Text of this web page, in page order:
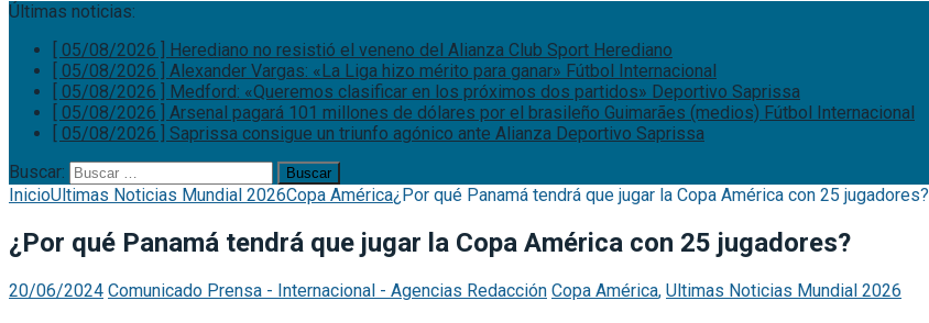
Últimas noticias:
[ 05/08/2026 ] Herediano no resistió el veneno del Alianza Club Sport Herediano
[ 05/08/2026 ] Alexander Vargas: «La Liga hizo mérito para ganar» Fútbol Internacional
[ 05/08/2026 ] Medford: «Queremos clasificar en los próximos dos partidos» Deportivo Saprissa
[ 05/08/2026 ] Arsenal pagará 101 millones de dólares por el brasileño Guimarães (medios) Fútbol Internacional
[ 05/08/2026 ] Saprissa consigue un triunfo agónico ante Alianza Deportivo Saprissa
Buscar:
InicioUltimas Noticias Mundial 2026Copa América¿Por qué Panamá tendrá que jugar la Copa América con 25 jugadores?
¿Por qué Panamá tendrá que jugar la Copa América con 25 jugadores?
20/06/2024 Comunicado Prensa - Internacional - Agencias Redacción Copa América, Ultimas Noticias Mundial 2026